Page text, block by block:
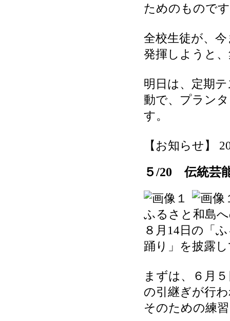
ためのもので
全校生徒が、
発揮しようと
明日は、定期
動で、プラン
す。
【お知らせ】
５/20 伝統芸
ふるさと和島
８月14日の「
踊り」を披露
まずは、６月
の引継ぎが行
そのための練